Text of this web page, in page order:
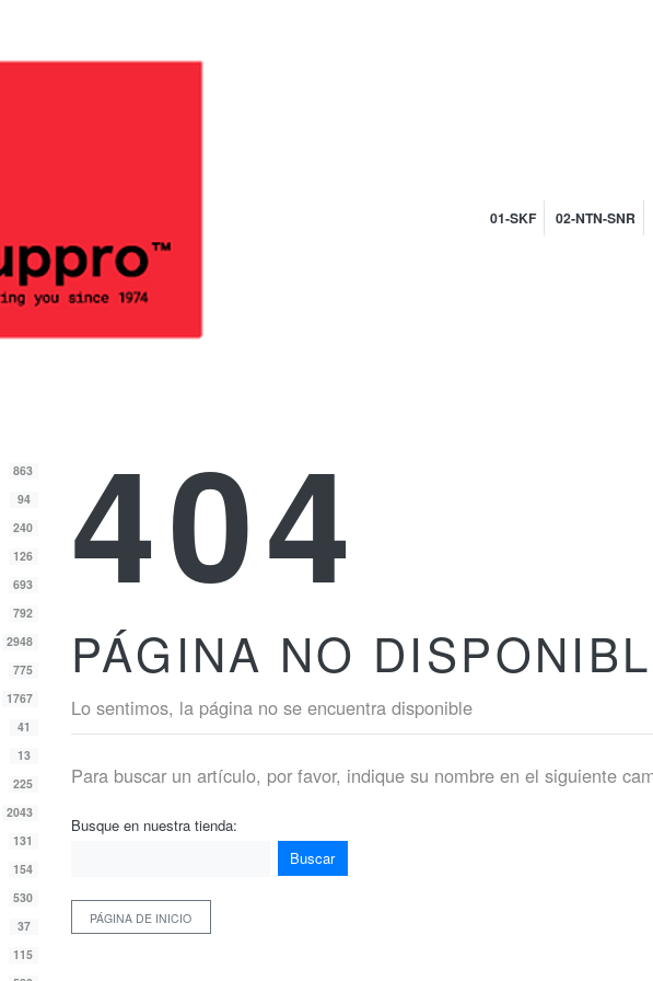
01-SKF 02-NTN-SNR
863
94
240
126
693
792
2948
775
1767
41
13
225
2043
131
154
530
37
115
404
PÁGINA NO
Lo sentimos, la página no se encuentra disponible
Para buscar un artículo, por favor, indique su nombre en el siguiente
Busque en nuestra tienda:
Buscar
PÁGINA DE INICIO